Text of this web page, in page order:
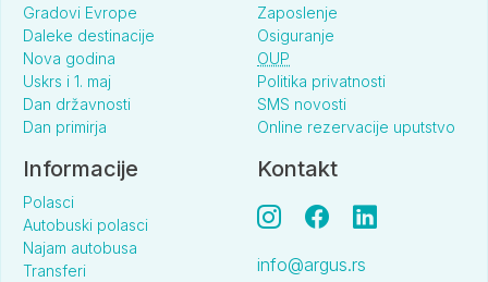
Gradovi Evrope
Daleke destinacije
Nova godina
Uskrs i 1. maj
Dan državnosti
Dan primirja
Zaposlenje
Osiguranje
OUP
Politika privatnosti
SMS novosti
Online rezervacije uputstvo
Informacije
Polasci
Autobuski polasci
Najam autobusa
Transferi
Kontakt
info@argus.rs